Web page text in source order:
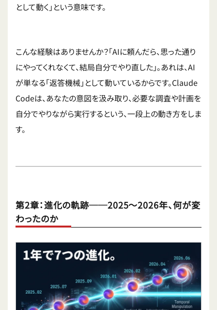
として動く」という意味です。
こんな経験はありませんか？「AIに頼んだら、思った通り
にやってくれなくて、結局自分でやり直した」。あれは、AI
が単なる「返答機械」として動いているからです。Claude
Codeは、あなたの意図を汲み取り、必要な調査や計画を
自分でやりながら実行するという、一段上の動き方をしま
す。
第2章：進化の軌跡──2025〜2026年、何が変
わったのか